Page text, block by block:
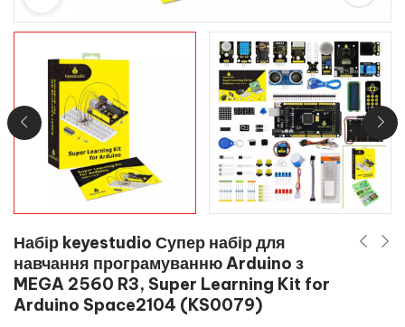
Набір keyestudio Супер набір для
навчання програмуванню Arduino з
MEGA 2560 R3, Super Learning Kit for
Arduino Space2104 (KS0079)